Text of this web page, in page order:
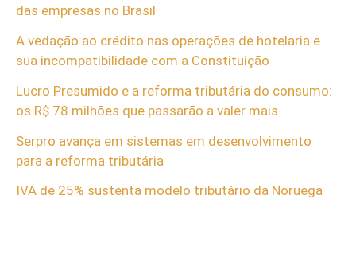
das empresas no Brasil
A vedação ao crédito nas operações de hotelaria e
sua incompatibilidade com a Constituição
Lucro Presumido e a reforma tributária do consumo:
os R$ 78 milhões que passarão a valer mais
Serpro avança em sistemas em desenvolvimento
para a reforma tributária
IVA de 25% sustenta modelo tributário da Noruega